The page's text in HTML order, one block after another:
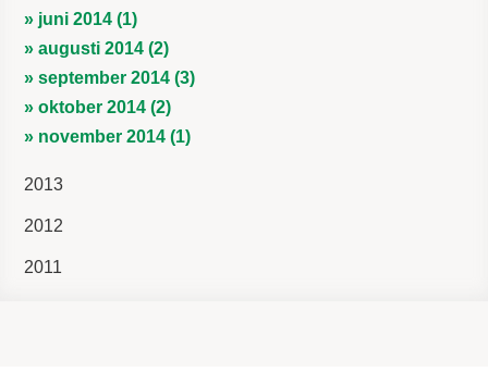
» juni 2014 (1)
» augusti 2014 (2)
» september 2014 (3)
» oktober 2014 (2)
» november 2014 (1)
2013
2012
2011